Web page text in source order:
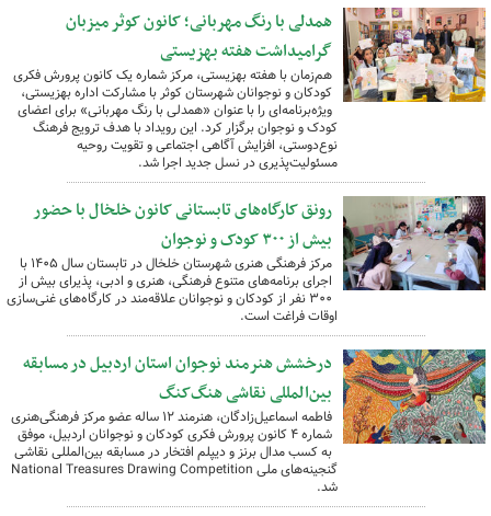
همدلی با رنگ مهربانی؛ کانون کوثر میزبان
گرامیداشت هفته بهزیستی
هم‌زمان با هفته بهزیستی، مرکز شماره یک کانون پرورش فکری
کودکان و نوجوانان شهرستان کوثر با مشارکت اداره بهزیستی،
ویژه‌برنامه‌ای را با عنوان «همدلی با رنگ مهربانی» برای اعضای
کودک و نوجوان برگزار کرد. این رویداد با هدف ترویج فرهنگ
نوع‌دوستی، افزایش آگاهی اجتماعی و تقویت روحیه
مسئولیت‌پذیری در نسل جدید اجرا شد.
رونق کارگاه‌های تابستانی کانون خلخال با حضور
بیش از ۳۰۰ کودک و نوجوان
مرکز فرهنگی هنری شهرستان خلخال در تابستان سال ۱۴۰۵ با
اجرای برنامه‌های متنوع فرهنگی، هنری و ادبی، پذیرای بیش از
۳۰۰ نفر از کودکان و نوجوانان علاقه‌مند در کارگاه‌های غنی‌سازی
اوقات فراغت است.
درخشش هنرمند نوجوان استان اردبیل در مسابقه
بین‌المللی نقاشی هنگ‌کنگ
فاطمه اسماعیل‌زادگان، هنرمند ۱۲ ساله عضو مرکز فرهنگی‌هنری
شماره ۴ کانون پرورش فکری کودکان و نوجوانان اردبیل، موفق
به کسب مدال برنز و دیپلم افتخار در مسابقه بین‌المللی نقاشی
گنجینه‌های ملی National Treasures Drawing Competition
شد.